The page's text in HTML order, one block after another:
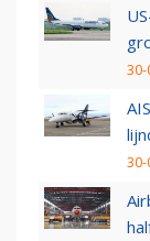
30-
30-